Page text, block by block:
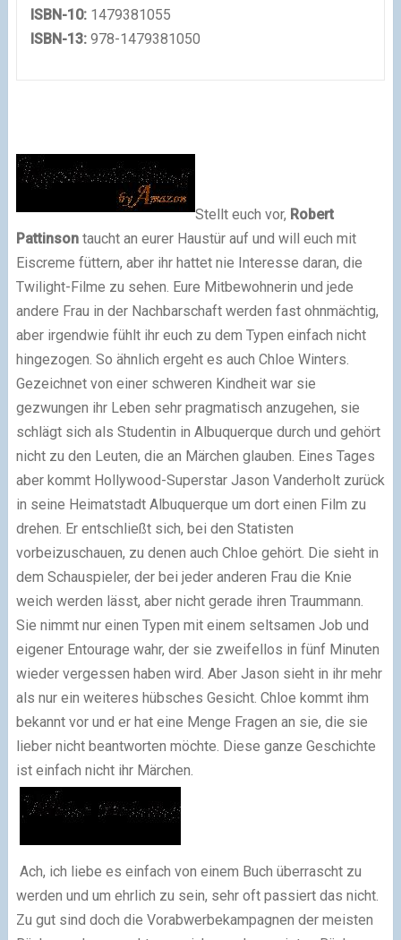
ISBN-10:1479381055
ISBN-13:978-1479381050
Stellt euch vor, Robert
Pattinsontaucht an eurer Haustür auf und will euch mit
Eiscreme füttern, aber ihr hattet nie Interesse daran, die
Twilight-Filme zu sehen. Eure Mitbewohnerin und jede
andere Frau in der Nachbarschaft werden fast ohnmächtig,
aber irgendwie fühlt ihr euch zu dem Typen einfach nicht
hingezogen. So ähnlich ergeht es auch Chloe Winters.
Gezeichnet von einer schweren Kindheit war sie
gezwungen ihr Leben sehr pragmatisch anzugehen, sie
schlägt sich als Studentin in Albuquerque durch und gehört
nicht zu den Leuten, die an Märchen glauben. Eines Tages
aber kommt Hollywood-Superstar Jason Vanderholt zurück
in seine Heimatstadt Albuquerque um dort einen Film zu
drehen. Er entschließt sich, bei den Statisten
vorbeizuschauen, zu denen auch Chloe gehört. Die sieht in
dem Schauspieler, der bei jeder anderen Frau die Knie
weich werden lässt, aber nicht gerade ihren Traummann.
Sie nimmt nur einen Typen mit einem seltsamen Job und
eigener Entourage wahr, der sie zweifellos in fünf Minuten
wieder vergessen haben wird. Aber Jason sieht in ihr mehr
als nur ein weiteres hübsches Gesicht. Chloe kommt ihm
bekannt vor und er hat eine Menge Fragen an sie, die sie
lieber nicht beantworten möchte. Diese ganze Geschichte
ist einfach nicht ihr Märchen.
Ach, ich liebe es einfach von einem Buch überrascht zu
werden und um ehrlich zu sein, sehr oft passiert das nicht.
Zu gut sind doch die Vorabwerbekampagnen der meisten